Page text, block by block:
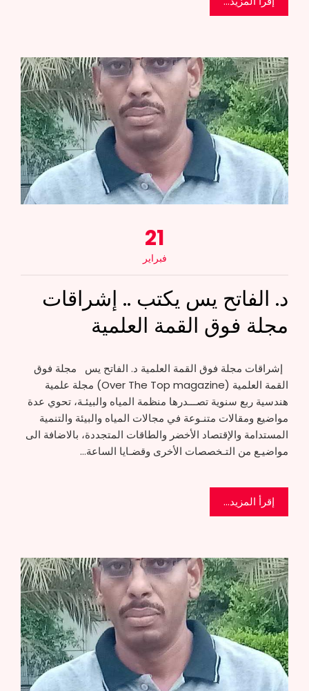
21
فبراير
د. الفاتح يس يكتب .. إشراقات
مجلة فوق القمة العلمية
إشراقات مجلة فوق القمة العلمية د. الفاتح يس مجلة فوق
القمة العلمية (Over The Top magazine) مجلة علمية
هندسية ربع سنوية تصـــدرها منظمة المياه والبيئـة، تحوي عدة
مواضيع ومقالات متنـوعة في مجالات المياه والبيئة والتنمية
المستدامة والإقتصاد الأخضر والطاقات المتجددة، بالاضافة الى
مواضيـع من التـخصصات الأخرى وقضـايا الساعة…
إقرأ المزيد...